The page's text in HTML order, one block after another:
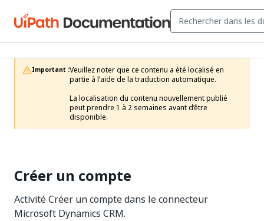
Important :Veuillez noter que ce contenu a été localisé en
partie à l’aide de la traduction automatique.
La localisation du contenu nouvellement publié
peut prendre 1 à 2 semaines avant d’être
disponible.
Créer un compte
Activité Créer un compte dans le connecteur
Microsoft Dynamics CRM.